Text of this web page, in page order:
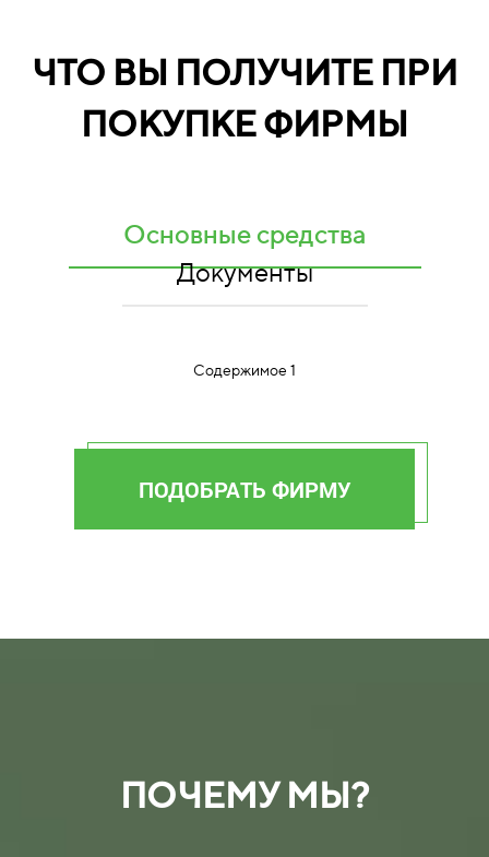
ЧТО ВЫ ПОЛУЧИТЕ ПРИ
ПОКУПКЕ ФИРМЫ
Основные средства
Документы
Содержимое 1
ПОДОБРАТЬ ФИРМУ
ПОЧЕМУ МЫ?